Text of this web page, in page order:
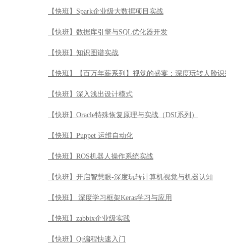
【快班】Oracle特殊恢复原理与实战（DSI系列）
【快班】Puppet 运维自动化
【快班】ROS机器人操作系统实战
【快班】开启智慧眼-深度玩转计算机视觉与机器认知
【快班】 深度学习框架Keras学习与应用
【快班】zabbix企业级实践
【快班】Qt编程快速入门
【快班】python web框架企业实战详解
【快班】python魔鬼训练营
【快班】数据治理及数据仓库模型设计
【快班】金融的人工智能革命
【快班】软件架构必备基础